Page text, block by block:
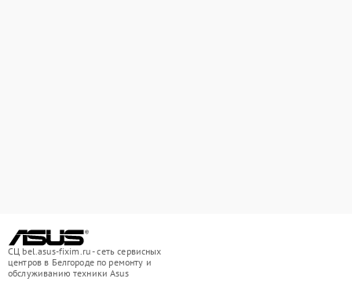
СЦ bel.asus-fixim.ru - сеть сервисных
центров в Белгороде по ремонту и
обслуживанию техники Asus